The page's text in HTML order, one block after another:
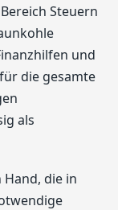
Steuern
und
die gesamte
als
die in